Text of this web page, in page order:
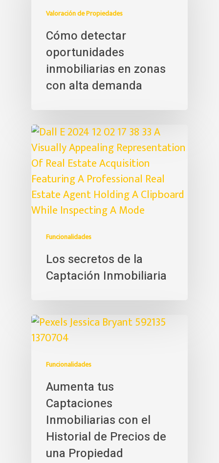
Valoración de Propiedades
Cómo detectar
oportunidades
inmobiliarias en zonas
con alta demanda
Funcionalidades
Los secretos de la
Captación Inmobiliaria
Funcionalidades
Aumenta tus
Captaciones
Inmobiliarias con el
Historial de Precios de
una Propiedad